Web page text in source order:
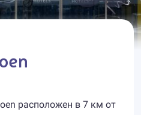
расположен в 7 км от